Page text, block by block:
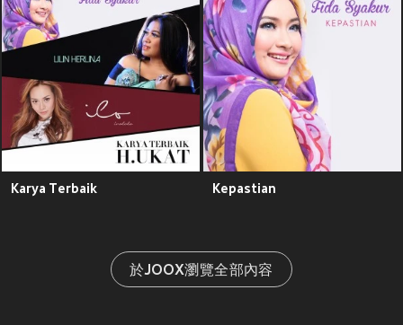
Karya Terbaik Kepastian
於JOOX瀏覽全部內容